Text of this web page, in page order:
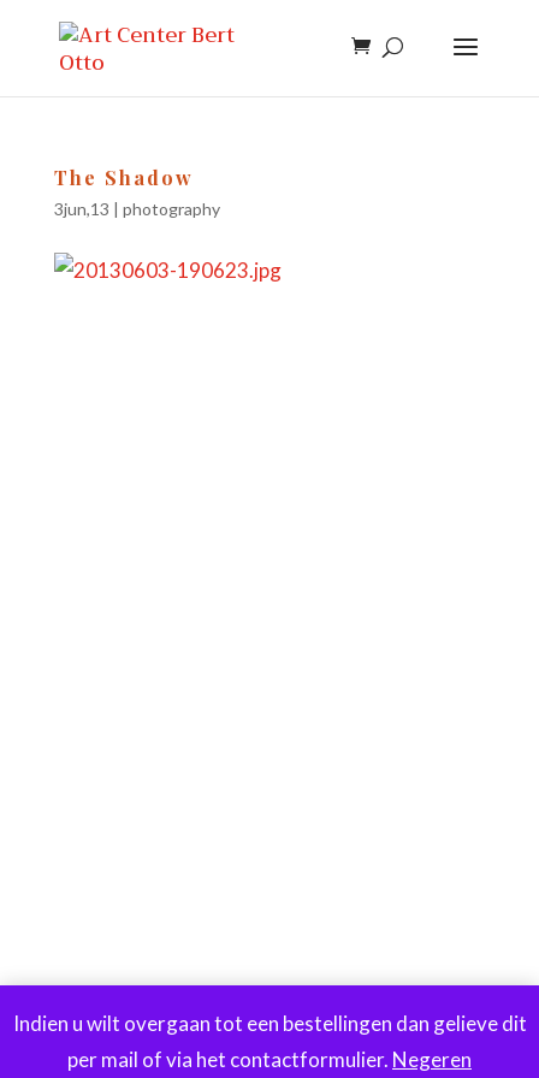
Indien u wilt overgaan tot een bestellingen dan gelieve dit
per mail of via het contactformulier. Negeren
The Shadow
3jun,13 | photography